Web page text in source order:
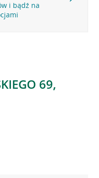
i bądź na
69,